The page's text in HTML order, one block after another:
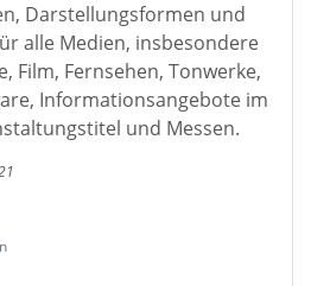
Darstellungsformen und
alle Medien, insbesondere
Film, Fernsehen, Tonwerke,
Informationsangebote im
und Messen.